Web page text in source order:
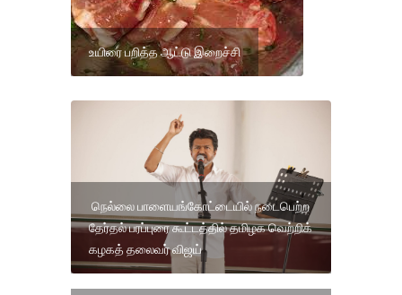
உயிரை பறித்த ஆட்டு இறைச்சி
நெல்லை பாளையங்கோட்டையில் நடைபெற்ற
தேர்தல் பரப்புரை கூட்டத்தில் தமிழக வெற்றிக்
கழகத் தலைவர் விஜய்